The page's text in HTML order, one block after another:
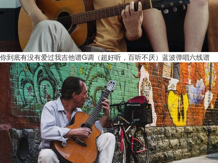
你到底有没有爱过我吉他谱G调（超好听，百听不厌）蓝波弹唱六线谱